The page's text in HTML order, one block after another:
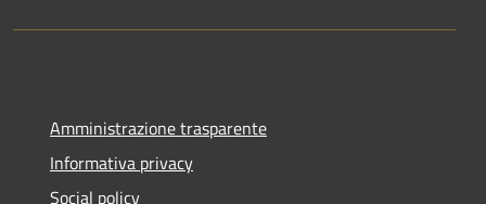
Amministrazione trasparente
Informativa privacy
Social policy